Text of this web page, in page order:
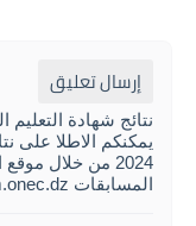
إرسال تعليق
نتائج شهادة التعليم
يمكنكم الاطلا على
2024 من خلال
المسابقات https://bem.onec.dz/